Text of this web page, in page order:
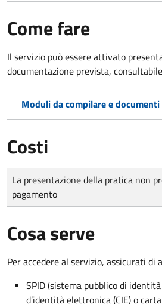
Come fare
Il servizio può essere attivato
documentazione prevista,
Moduli da compilare e
Costi
Tipo di pagamento
Importo
La presentazione della pratica non
pagamento
Cosa serve
Per accedere al servizio, assicurati di
SPID (sistema pubblico di
d’identità elettronica (CIE) o